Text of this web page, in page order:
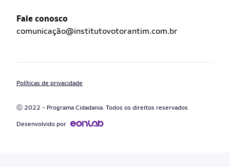
Fale conosco
comunicação@institutovotorantim.com.br
Ⓒ 2022 - Programa Cidadania. Todos os direitos reservados
Políticas de privacidade
Desenvolvido por